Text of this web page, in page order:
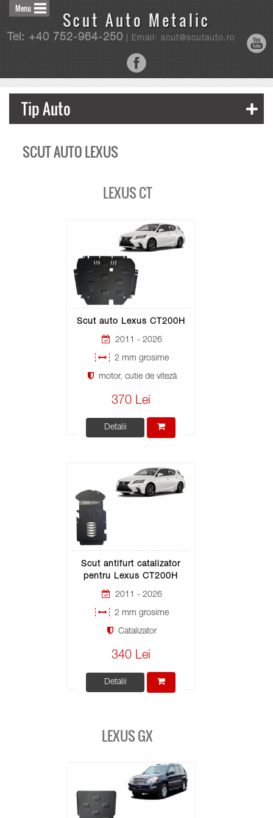
Scut Auto Metalic
Tel: +40 752-964-250| Email: scut@scutauto.ro
Menu
Tip Auto
SCUT AUTO LEXUS
LEXUS CT
Scut auto Lexus CT200H
2011 - 2026
2 mm grosime
motor, cutie de viteză
370 Lei
Detalii
Scut antifurt catalizator
pentru Lexus CT200H
2011 - 2026
2 mm grosime
Catalizator
340 Lei
Detalii
LEXUS GX